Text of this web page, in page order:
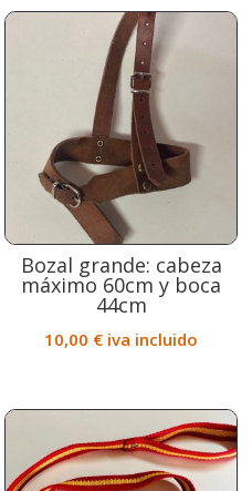
Bozal grande: cabeza
máximo 60cm y boca
44cm
10,00 € iva incluido